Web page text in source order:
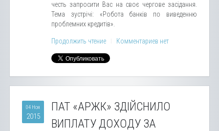
честь запросити Вас на своє чергове засідання.
Тема зустрічі: «Робота банків по виведенню
проблемних кредитів».
Продолжить чтение Комментариев нет
04 Ноя
2015
ПАТ «АРЖК» ЗДІЙСНИЛО
ВИПЛАТУ ДОХОДУ ЗА